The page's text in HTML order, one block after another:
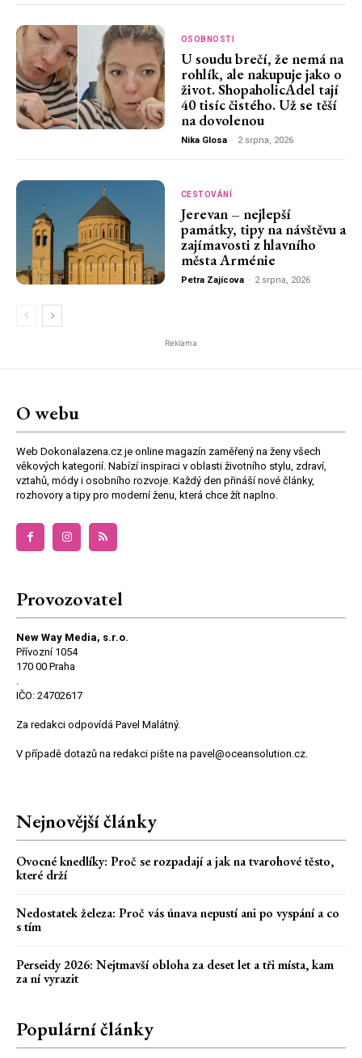
OSOBNOSTI
U soudu brečí, že nemá na
rohlík, ale nakupuje jako o
život. ShopaholicAdel tají
40 tisíc čistého. Už se těší
na dovolenou
Nika Glosa - 2 srpna, 2026
CESTOVÁNÍ
Jerevan – nejlepší
památky, tipy na návštěvu a
zajímavosti z hlavního
města Arménie
Petra Zajícova - 2 srpna, 2026
Reklama
O webu
Web Dokonalazena.cz je online magazín zaměřený na ženy všech
věkových kategorií. Nabízí inspiraci v oblasti životního stylu, zdraví,
vztahů, módy i osobního rozvoje. Každý den přináší nové články,
rozhovory a tipy pro moderní ženu, která chce žít naplno.
Provozovatel
New Way Media, s.r.o.
Přívozní 1054
170 00 Praha
IČO: 24702617
Za redakci odpovídá Pavel Malátný.
V případě dotazů na redakci pište na pavel@oceansolution.cz.
Nejnovější články
Ovocné knedlíky: Proč se rozpadají a jak na tvarohové těsto,
které drží
Nedostatek železa: Proč vás únava nepustí ani po vyspání a co
s tím
Perseidy 2026: Nejtmavší obloha za deset let a tři místa, kam
za ní vyrazit
Populární články